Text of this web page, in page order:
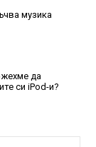
музика
да
си iPod-и?